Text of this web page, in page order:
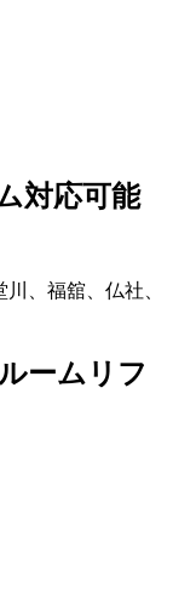
対応可能
川 福舘 仏社
ームリフ